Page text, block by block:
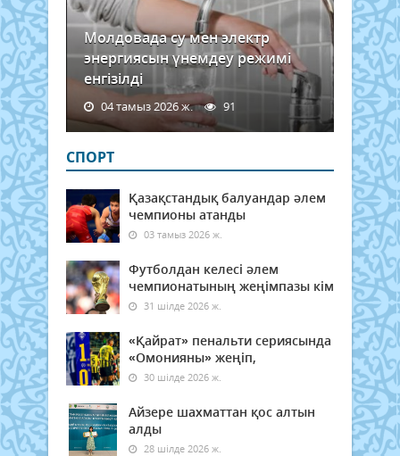
Молдовада су мен электр
энергиясын үнемдеу режимі
енгізілді
04 тамыз 2026 ж. 91
СПОРТ
Қазақстандық балуандар әлем
чемпионы атанды
03 тамыз 2026 ж.
Футболдан келесі әлем
чемпионатының жеңімпазы кім
31 шілде 2026 ж.
«Қайрат» пенальти сериясында
«Омонияны» жеңіп,
30 шілде 2026 ж.
Айзере шахматтан қос алтын
алды
28 шілде 2026 ж.